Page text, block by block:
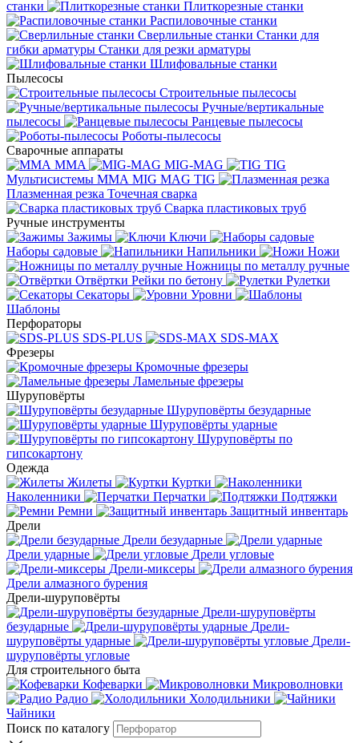
станки
Плиткорезные станки
Распиловочные станки
Сверлильные станки Станки для
гибки арматуры Станки для резки арматуры
Шлифовальные станки
Пылесосы
Строительные пылесосы
Ручные/вертикальные
пылесосы
Ранцевые пылесосы
Роботы-пылесосы
Сварочные аппараты
MMA
MIG-MAG
TIG
Мультисистемы ММА MIG MAG TIG
Плазменная резка Точечная сварка
Cварка пластиковых труб
Ручные инструменты
Зажимы
Ключи
Наборы садовые
Напильники
Ножи
Ножницы по металлу ручные
Отвёртки Рейки по бетону
Рулетки
Секаторы
Уровни
Шаблоны
Перфораторы
SDS-PLUS
SDS-MAX
Фрезеры
Кромочные фрезеры
Ламельные фрезеры
Шуруповёрты
Шуруповёрты безударные
Шуруповёрты ударные
Шуруповёрты по
гипсокартону
Одежда
Жилеты
Куртки
Наколенники
Перчатки
Подтяжки
Ремни
Защитный инвентарь
Дрели
Дрели безударные
Дрели ударные
Дрели угловые
Дрели-миксеры
Дрели алмазного бурения
Дрели-шуруповёрты
Дрели-шуруповёрты
безударные
Дрели-
шуруповёрты ударные
Дрели-
шуруповёрты угловые
Для строительного быта
Кофеварки
Микроволновки
Радио
Холодильники
Чайники
Поиск по каталогу